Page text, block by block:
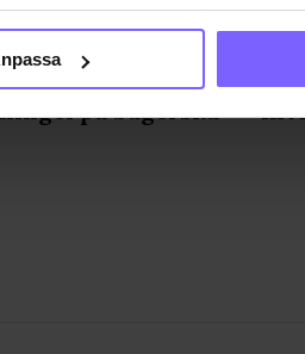
specifika kännetecken
och ställ in dina preferenser i
bjöd in till
på Sagerska